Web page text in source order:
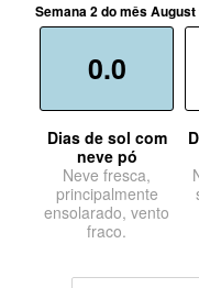
Semana 2 do mês
0.0
Dias de sol com
neve pó
Neve fresca,
principalmente
ensolarado, vento
fraco.